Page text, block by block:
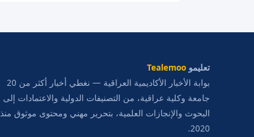
تعليمو Tealemoo
بوابة الأخبار الأكاديمية العراقية — نغطي أخبار أكثر من 20
جامعة وكلية عراقية، من التصنيفات الدولية والاعتمادات إلى
البحوث والإنجازات العلمية، بتحرير مهني ومحتوى موثوق منذ
2020.